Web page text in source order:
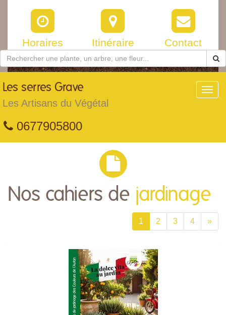
Horaires Itinéraire Contact
Les serres Grave
Les Artisans du Végétal
0677905800
Nos cahiers de jardinage
1 2 3 4 »